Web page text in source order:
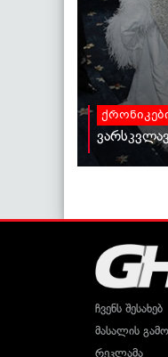
ჩვენს შესახებ
მასალის
რეკლამა